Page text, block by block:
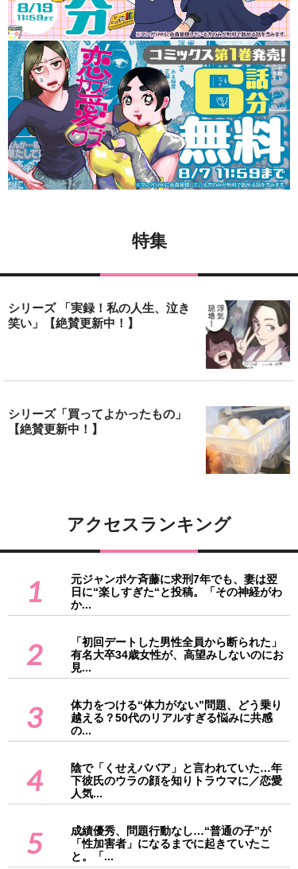
特集
シリーズ 「実録！私の人生、泣き
笑い」【絶賛更新中！】
シリーズ「買ってよかったもの」
【絶賛更新中！】
アクセスランキング
1
元ジャンポケ斉藤に求刑7年でも、妻は翌
日に“楽しすぎた“と投稿。「その神経がわ
か...
2
「初回デートした男性全員から断られた」
有名大卒34歳女性が、高望みしないのにお
見...
3
体力をつける“体力がない”問題、どう乗り
越える？50代のリアルすぎる悩みに共感
の...
4
陰で「くせえババア」と言われていた…年
下彼氏のウラの顔を知りトラウマに／恋愛
人気...
5
成績優秀、問題行動なし…“普通の子”が
「性加害者」になるまでに起きていたこ
と。「...